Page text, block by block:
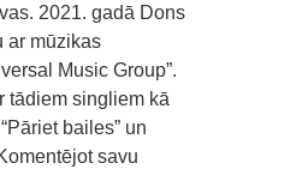
2021. gadā Dons
ar mūzikas
Music Group”.
tādiem singliem kā
bailes” un
savu